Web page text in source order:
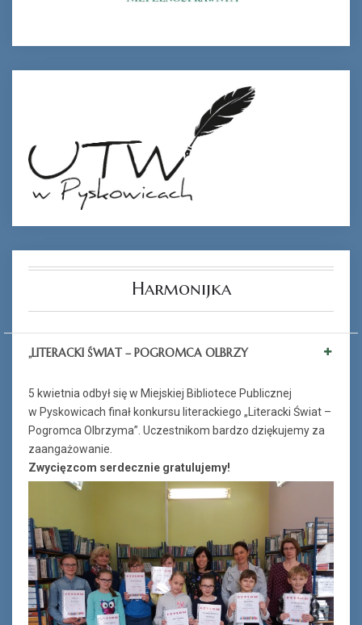
Harmonijka
„LITERACKI ŚWIAT – POGROMCA OLBRZY
5 kwietnia odbył się w Miejskiej Bibliotece Publicznej
w Pyskowicach finał konkursu literackiego „Literacki Świat –
Pogromca Olbrzyma”. Uczestnikom bardzo dziękujemy za
zaangażowanie.
Zwycięzcom serdecznie gratulujemy!